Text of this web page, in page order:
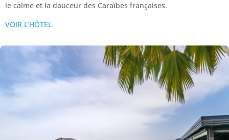
le calme et la douceur des Caraïbes françaises.
VOIR L’HÔTEL